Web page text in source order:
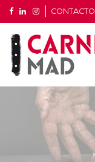
CONTACTO